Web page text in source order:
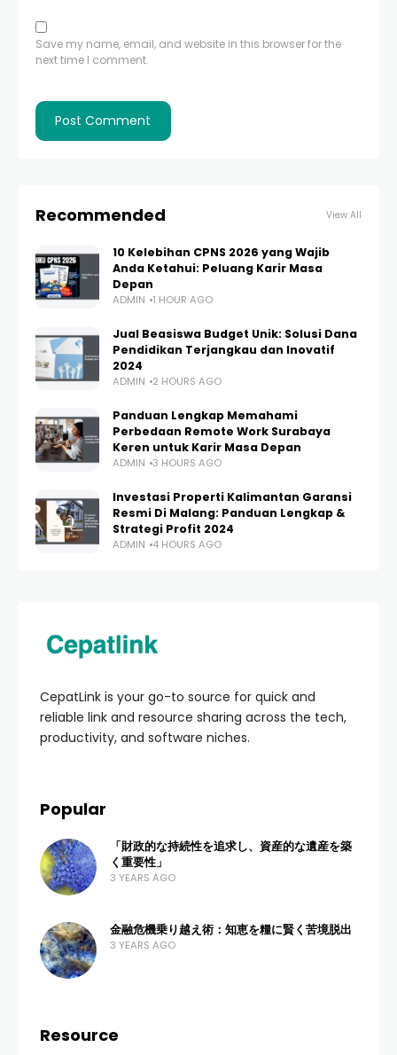
Save my name, email, and website in this browser for the
next time I comment.
Recommended View All
10 Kelebihan CPNS 2026 yang Wajib
Anda Ketahui: Peluang Karir Masa
Depan
ADMIN 1 HOUR AGO
Jual Beasiswa Budget Unik: Solusi Dana
Pendidikan Terjangkau dan Inovatif
2024
ADMIN 2 HOURS AGO
Panduan Lengkap Memahami
Perbedaan Remote Work Surabaya
Keren untuk Karir Masa Depan
ADMIN 3 HOURS AGO
Investasi Properti Kalimantan Garansi
Resmi Di Malang: Panduan Lengkap &
Strategi Profit 2024
ADMIN 4 HOURS AGO
CepatLink is your go-to source for quick and
reliable link and resource sharing across the tech,
productivity, and software niches.
Popular
「財政的な持続性を追求し、資産的な遺産を築
く重要性」
3 YEARS AGO
金融危機乗り越え術：知恵を糧に賢く苦境脱出
3 YEARS AGO
Resource